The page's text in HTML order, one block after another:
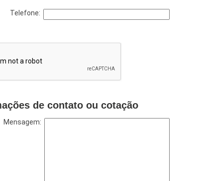
Telefone:
de contato ou cotação
Mensagem: